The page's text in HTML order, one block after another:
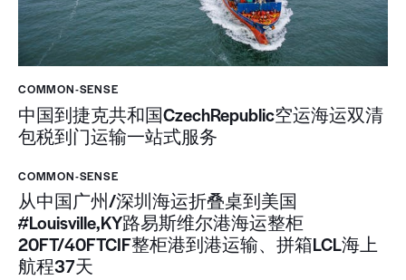
COMMON-SENSE
中国到捷克共和国CzechRepublic空运海运双清
包税到门运输一站式服务
COMMON-SENSE
从中国广州/深圳海运折叠桌到美国
#Louisville,KY路易斯维尔港海运整柜
20FT/40FTCIF整柜港到港运输、拼箱LCL海上
航程37天